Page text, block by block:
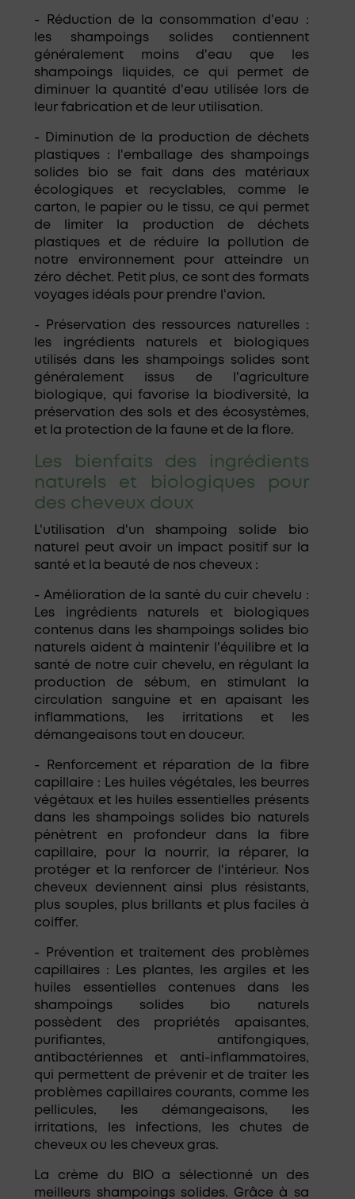
- Réduction de la consommation d'eau :
les shampoings solides contiennent
généralement moins d'eau que les
shampoings liquides, ce qui permet de
diminuer la quantité d'eau utilisée lors de
leur fabrication et de leur utilisation.
- Diminution de la production de déchets
plastiques : l'emballage des shampoings
solides bio se fait dans des matériaux
écologiques et recyclables, comme le
carton, le papier ou le tissu, ce qui permet
de limiter la production de déchets
plastiques et de réduire la pollution de
notre environnement pour atteindre un
zéro déchet. Petit plus, ce sont des formats
voyages idéals pour prendre l'avion.
- Préservation des ressources naturelles :
les ingrédients naturels et biologiques
utilisés dans les shampoings solides sont
généralement issus de l'agriculture
biologique, qui favorise la biodiversité, la
préservation des sols et des écosystèmes,
et la protection de la faune et de la flore.
Les bienfaits des ingrédients
naturels et biologiques pour
des cheveux doux
L'utilisation d'un shampoing solide bio
naturel peut avoir un impact positif sur la
santé et la beauté de nos cheveux :
- Amélioration de la santé du cuir chevelu :
Les ingrédients naturels et biologiques
contenus dans les shampoings solides bio
naturels aident à maintenir l'équilibre et la
santé de notre cuir chevelu, en régulant la
production de sébum, en stimulant la
circulation sanguine et en apaisant les
inflammations, les irritations et les
démangeaisons tout en douceur.
- Renforcement et réparation de la fibre
capillaire : Les huiles végétales, les beurres
végétaux et les huiles essentielles présents
dans les shampoings solides bio naturels
pénètrent en profondeur dans la fibre
capillaire, pour la nourrir, la réparer, la
protéger et la renforcer de l'intérieur. Nos
cheveux deviennent ainsi plus résistants,
plus souples, plus brillants et plus faciles à
coiffer.
- Prévention et traitement des problèmes
capillaires : Les plantes, les argiles et les
huiles essentielles contenues dans les
shampoings solides bio naturels
possèdent des propriétés apaisantes,
purifiantes, antifongiques,
antibactériennes et anti-inflammatoires,
qui permettent de prévenir et de traiter les
problèmes capillaires courants, comme les
pellicules, les démangeaisons, les
irritations, les infections, les chutes de
cheveux ou les cheveux gras.
La crème du BIO a sélectionné un des
meilleurs shampoings solides. Grâce à sa